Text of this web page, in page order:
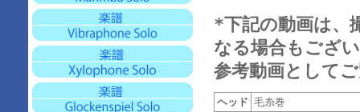
*下記の動画は、
なる場合もござ
参考動画として
ヘッド 毛糸巻